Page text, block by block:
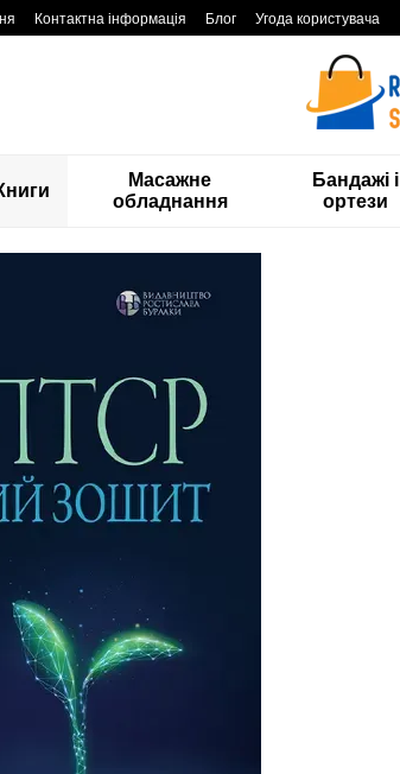
Контактна інформація Блог Угода користувача
Масажне
обладнання
Бандажі і
ортези